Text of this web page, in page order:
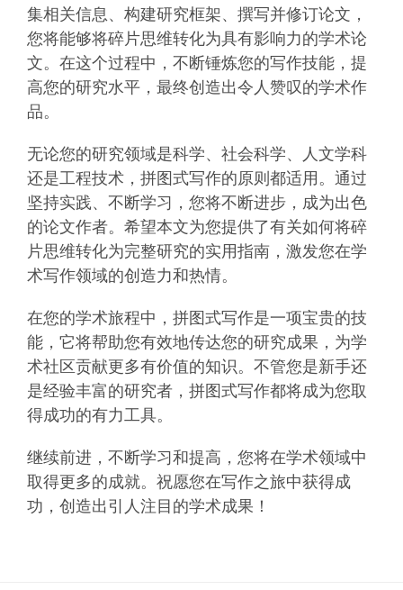
集相关信息、构建研究框架、撰写并修订论文，
您将能够将碎片思维转化为具有影响力的学术论
文。在这个过程中，不断锤炼您的写作技能，提
高您的研究水平，最终创造出令人赞叹的学术作
品。
无论您的研究领域是科学、社会科学、人文学科
还是工程技术，拼图式写作的原则都适用。通过
坚持实践、不断学习，您将不断进步，成为出色
的论文作者。希望本文为您提供了有关如何将碎
片思维转化为完整研究的实用指南，激发您在学
术写作领域的创造力和热情。
在您的学术旅程中，拼图式写作是一项宝贵的技
能，它将帮助您有效地传达您的研究成果，为学
术社区贡献更多有价值的知识。不管您是新手还
是经验丰富的研究者，拼图式写作都将成为您取
得成功的有力工具。
继续前进，不断学习和提高，您将在学术领域中
取得更多的成就。祝愿您在写作之旅中获得成
功，创造出引人注目的学术成果！